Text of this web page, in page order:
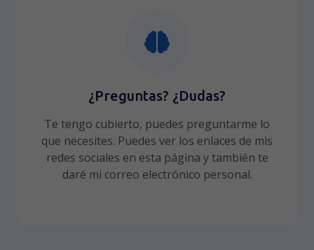
¿Preguntas? ¿Dudas?
Te tengo cubierto, puedes preguntarme lo
que necesites. Puedes ver los enlaces de mis
redes sociales en esta página y también te
daré mi correo electrónico personal.